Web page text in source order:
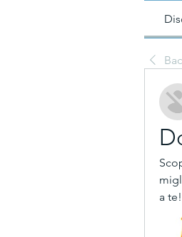
a te!